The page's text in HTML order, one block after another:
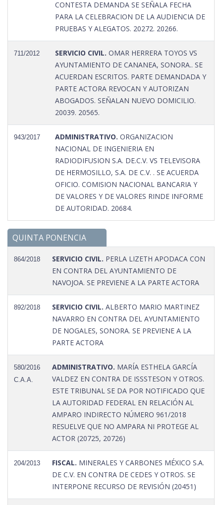
CONTESTA DEMANDA SE SEÑALA FECHA
PARA LA CELEBRACION DE LA AUDIENCIA DE
PRUEBAS Y ALEGATOS. 20272. 20266.
711/2012 SERVICIO CIVIL. OMAR HERRERA TOYOS VS
AYUNTAMIENTO DE CANANEA, SONORA.. SE
ACUERDAN ESCRITOS. PARTE DEMANDADA Y
PARTE ACTORA REVOCAN Y AUTORIZAN
ABOGADOS. SEÑALAN NUEVO DOMICILIO.
20039. 20565.
943/2017 ADMINISTRATIVO. ORGANIZACION
NACIONAL DE INGENIERIA EN
RADIODIFUSION S.A. DE.C.V. VS TELEVISORA
DE HERMOSILLO, S.A. DE C.V. . SE ACUERDA
OFICIO. COMISION NACIONAL BANCARIA Y
DE VALORES Y DE VALORES RINDE INFORME
DE AUTORIDAD. 20684.
QUINTA PONENCIA
864/2018 SERVICIO CIVIL. PERLA LIZETH APODACA CON
EN CONTRA DEL AYUNTAMIENTO DE
NAVOJOA. SE PREVIENE A LA PARTE ACTORA
892/2018 SERVICIO CIVIL. ALBERTO MARIO MARTINEZ
NAVARRO EN CONTRA DEL AYUNTAMIENTO
DE NOGALES, SONORA. SE PREVIENE A LA
PARTE ACTORA
580/2016
C.A.A.
ADMINISTRATIVO. MARÍA ESTHELA GARCÍA
VALDEZ EN CONTRA DE ISSSTESON Y OTROS.
ESTE TRIBUNAL SE DA POR NOTIFICADO QUE
LA AUTORIDAD FEDERAL EN RELACIÓN AL
AMPARO INDIRECTO NÚMERO 961/2018
RESUELVE QUE NO AMPARA NI PROTEGE AL
ACTOR (20725, 20726)
204/2013 FISCAL. MINERALES Y CARBONES MÉXICO S.A.
DE C.V. EN CONTRA DE CEDES Y OTROS. SE
INTERPONE RECURSO DE REVISIÓN (20451)